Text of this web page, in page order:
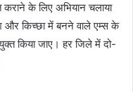
के लिए अभियान चलाया
और किच्छा में बनने वाले एम्स के
किया जाए। हर जिले में दो-